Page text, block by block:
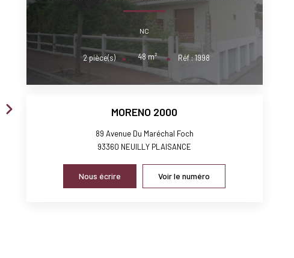
NC
2pièce(s) 48m² Réf :1998
MORENO 2000
89 Avenue Du Maréchal Foch
93360 NEUILLY PLAISANCE
Nous écrire Voir le numéro